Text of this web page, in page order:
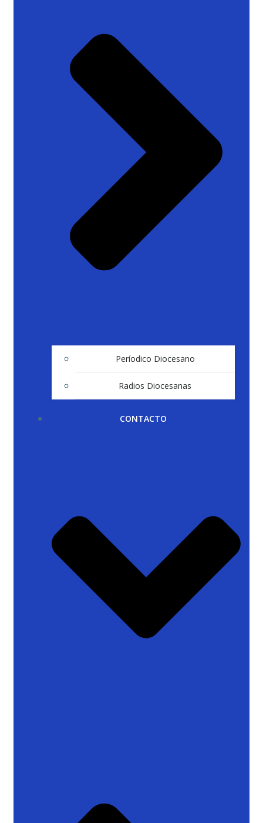
Períodico Diocesano
Radios Diocesanas
CONTACTO